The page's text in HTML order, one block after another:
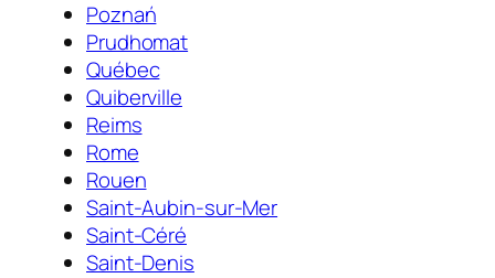
Poznań
Prudhomat
Québec
Quiberville
Reims
Rome
Rouen
Saint-Aubin-sur-Mer
Saint-Céré
Saint-Denis